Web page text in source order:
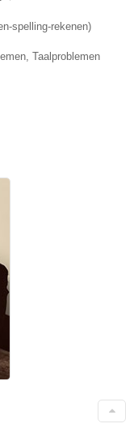
spelling-rekenen)
Taalproblemen